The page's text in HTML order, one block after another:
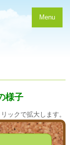
Menu
様子
ックで拡大します。